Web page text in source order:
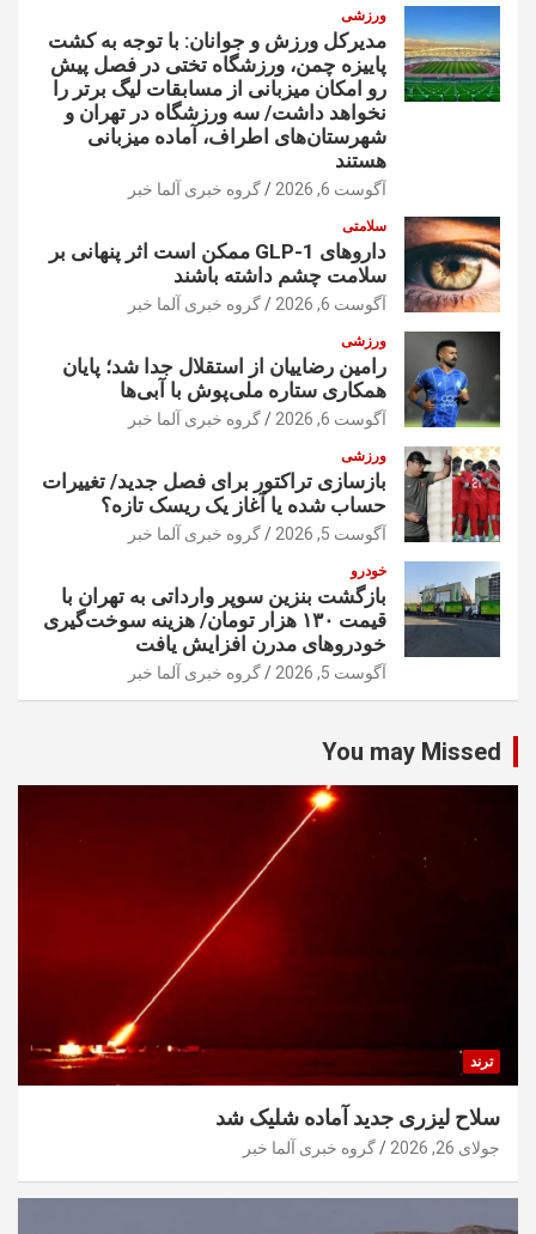
ورزشی
مدیرکل ورزش و جوانان: با توجه به کشت
پاییزه چمن، ورزشگاه تختی در فصل پیش
رو امکان میزبانی از مسابقات لیگ برتر را
نخواهد داشت/ سه ورزشگاه در تهران و
شهرستان‌های اطراف، آماده میزبانی
هستند
آگوست 6, 2026 گروه خبری آلما خبر
سلامتی
داروهای GLP-1 ممکن است اثر پنهانی بر
سلامت چشم داشته باشند
آگوست 6, 2026 گروه خبری آلما خبر
ورزشی
رامین رضاییان از استقلال جدا شد؛ پایان
همکاری ستاره ملی‌پوش با آبی‌ها
آگوست 6, 2026 گروه خبری آلما خبر
ورزشی
بازسازی تراکتور برای فصل جدید/ تغییرات
حساب شده یا آغاز یک ریسک تازه؟
آگوست 5, 2026 گروه خبری آلما خبر
خودرو
بازگشت بنزین سوپر وارداتی به تهران با
قیمت ۱۳۰ هزار تومان/ هزینه سوخت‌گیری
خودرو‌های مدرن افزایش یافت
آگوست 5, 2026 گروه خبری آلما خبر
You may Missed
ترند
سلاح لیزری جدید آماده شلیک شد
جولای 26, 2026 گروه خبری آلما خبر